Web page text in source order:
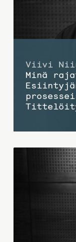
Viivi
Minä
Tittelöity